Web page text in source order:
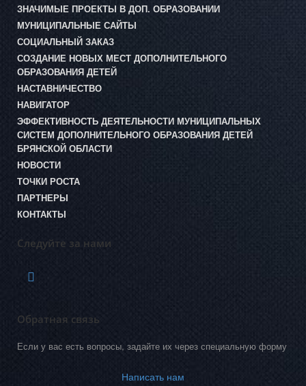
ЗНАЧИМЫЕ ПРОЕКТЫ В ДОП. ОБРАЗОВАНИИ
МУНИЦИПАЛЬНЫЕ САЙТЫ
СОЦИАЛЬНЫЙ ЗАКАЗ
СОЗДАНИЕ НОВЫХ МЕСТ ДОПОЛНИТЕЛЬНОГО
ОБРАЗОВАНИЯ ДЕТЕЙ
НАСТАВНИЧЕСТВО
НАВИГАТОР
ЭФФЕКТИВНОСТЬ ДЕЯТЕЛЬНОСТИ МУНИЦИПАЛЬНЫХ
СИСТЕМ ДОПОЛНИТЕЛЬНОГО ОБРАЗОВАНИЯ ДЕТЕЙ
БРЯНСКОЙ ОБЛАСТИ
НОВОСТИ
ТОЧКИ РОСТА
ПАРТНЕРЫ
КОНТАКТЫ
Следуйте за нами
Обратная связь
Если у вас есть вопросы, задайте их через специальную форму
Написать нам